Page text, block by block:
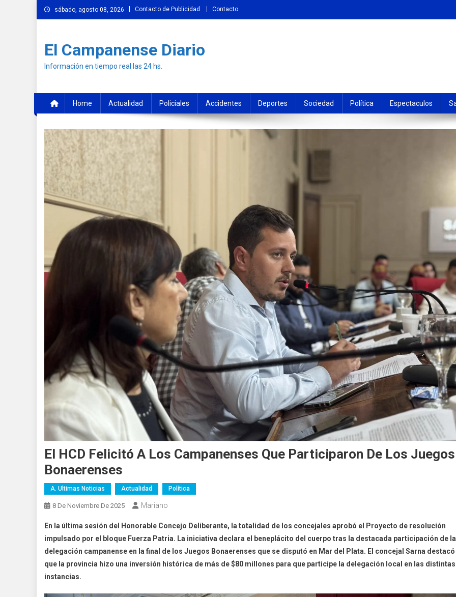
Skip
to
sábado, agosto 08, 2026 Contacto de Publicidad Contacto
El Campanense Diario
Información en tiempo real las 24 hs.
Home Actualidad Policiales Accidentes Deportes Sociedad Política Espectaculos
El HCD Felicitó A Los Campanenses Que Participaron De Los Juegos
Bonaerenses
A. Ultimas Noticias Actualidad Política
8 De Noviembre De 2025 Mariano
En la última sesión del Honorable Concejo Deliberante, la totalidad de los concejales aprobó el Proyecto de resolución
impulsado por el bloque Fuerza Patria. La iniciativa declara el beneplácito del cuerpo tras la destacada participación de la
delegación campanense en la final de los Juegos Bonaerenses que se disputó en Mar del Plata. El concejal Sarna destacó
que la provincia hizo una inversión histórica de más de $80 millones para que participe la delegación local en las distintas
instancias.